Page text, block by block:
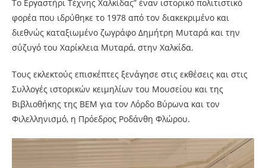
Το Εργαστήρι Τέχνης Χαλκίδας” έναν ιστορικό πολιτιστικό
φορέα που ιδρύθηκε το 1978 από τον διακεκριμένο και
διεθνώς καταξιωμένο ζωγράφο Δημήτρη Μυταρά και την
σύζυγό του Χαρίκλεια Μυταρά, στην Χαλκίδα.
Τους εκλεκτούς επισκέπτες ξενάγησε στις εκθέσεις και στις
Συλλογές ιστορικών κειμηλίων του Μουσείου και της
Βιβλιοθήκης της ΒΕΜ για τον Λόρδο Βύρωνα και τον
Φιλελληνισμό, η Πρόεδρος Ροδάνθη Φλώρου.